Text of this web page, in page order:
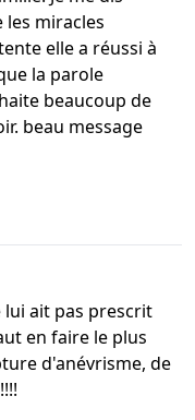
miracles
elle a réussi à
la parole
beaucoup de
beau message
lui ait pas prescrit
en faire le plus
d'anévrisme, de